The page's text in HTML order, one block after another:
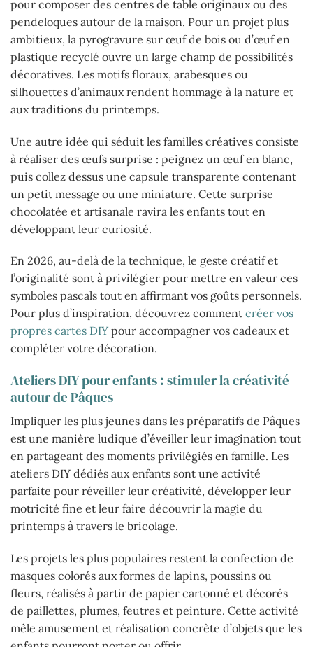
pour composer des centres de table originaux ou des
pendeloques autour de la maison. Pour un projet plus
ambitieux, la pyrogravure sur œuf de bois ou d’œuf en
plastique recyclé ouvre un large champ de possibilités
décoratives. Les motifs floraux, arabesques ou
silhouettes d’animaux rendent hommage à la nature et
aux traditions du printemps.
Une autre idée qui séduit les familles créatives consiste
à réaliser des œufs surprise : peignez un œuf en blanc,
puis collez dessus une capsule transparente contenant
un petit message ou une miniature. Cette surprise
chocolatée et artisanale ravira les enfants tout en
développant leur curiosité.
En 2026, au-delà de la technique, le geste créatif et
l’originalité sont à privilégier pour mettre en valeur ces
symboles pascals tout en affirmant vos goûts personnels.
Pour plus d’inspiration, découvrez comment créer vos
propres cartes DIY pour accompagner vos cadeaux et
compléter votre décoration.
Ateliers DIY pour enfants : stimuler la créativité
autour de Pâques
Impliquer les plus jeunes dans les préparatifs de Pâques
est une manière ludique d’éveiller leur imagination tout
en partageant des moments privilégiés en famille. Les
ateliers DIY dédiés aux enfants sont une activité
parfaite pour réveiller leur créativité, développer leur
motricité fine et leur faire découvrir la magie du
printemps à travers le bricolage.
Les projets les plus populaires restent la confection de
masques colorés aux formes de lapins, poussins ou
fleurs, réalisés à partir de papier cartonné et décorés
de paillettes, plumes, feutres et peinture. Cette activité
mêle amusement et réalisation concrète d’objets que les